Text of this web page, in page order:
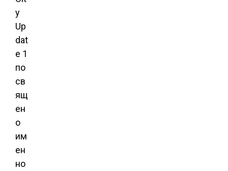
y
Up
dat
e 1
по
св
ящ
ен
о
им
ен
но